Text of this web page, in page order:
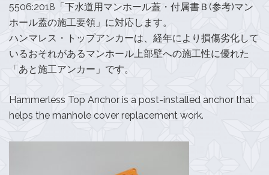
5506:2018「下水道用マンホール蓋・付属書Ｂ(参考)マン
ホール蓋の施工要領」に対応します。
ハンマレス・トップアンカーは、経年により損傷劣化して
いるおそれがあるマンホール上部壁への施工性に優れた
「あと施工アンカー」です。
Hammerless Top Anchor is a post-installed anchor that
helps the manhole cover replacement work.